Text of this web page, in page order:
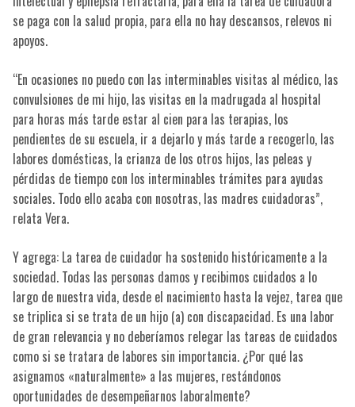
se paga con la salud propia, para ella no hay descansos, relevos ni
apoyos.
“En ocasiones no puedo con las interminables visitas al médico, las
convulsiones de mi hijo, las visitas en la madrugada al hospital
para horas más tarde estar al cien para las terapias, los
pendientes de su escuela, ir a dejarlo y más tarde a recogerlo, las
labores domésticas, la crianza de los otros hijos, las peleas y
pérdidas de tiempo con los interminables trámites para ayudas
sociales. Todo ello acaba con nosotras, las madres cuidadoras”,
relata Vera.
Y agrega: La tarea de cuidador ha sostenido históricamente a la
sociedad. Todas las personas damos y recibimos cuidados a lo
largo de nuestra vida, desde el nacimiento hasta la vejez, tarea que
se triplica si se trata de un hijo (a) con discapacidad. Es una labor
de gran relevancia y no deberíamos relegar las tareas de cuidados
como si se tratara de labores sin importancia. ¿Por qué las
asignamos «naturalmente» a las mujeres, restándonos
oportunidades de desempeñarnos laboralmente?